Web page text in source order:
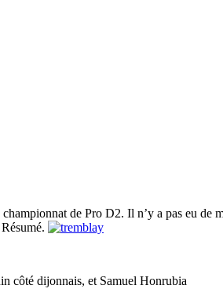
de Pro D2. Il n’y a pas eu
côté dijonnais, et Samuel Honrubia